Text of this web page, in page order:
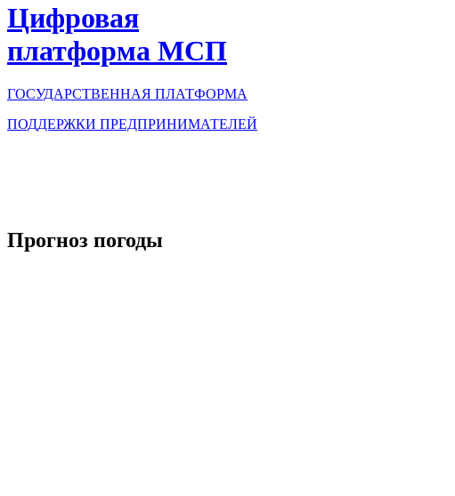
Цифровая
платформа МСП
ГОСУДАРСТВЕННАЯ ПЛАТФОРМА
ПОДДЕРЖКИ ПРЕДПРИНИМАТЕЛЕЙ
Прогноз погоды